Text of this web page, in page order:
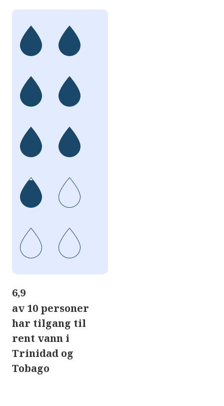
6,9
av 10 personer
har tilgang til
rent vann i
Trinidad og
Tobago